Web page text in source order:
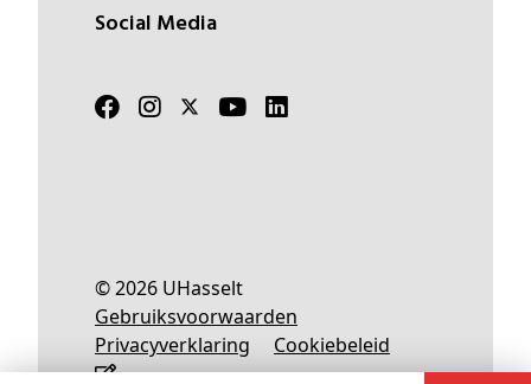
Social Media
© 2026 UHasselt
Gebruiksvoorwaarden
Privacyverklaring
Cookiebeleid